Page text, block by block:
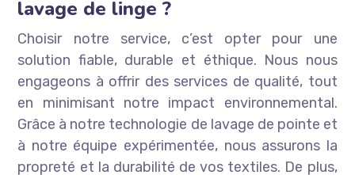
lavage de linge ?
Choisir notre service, c’est opter pour une
solution fiable, durable et éthique. Nous nous
engageons à offrir des services de qualité, tout
en minimisant notre impact environnemental.
Grâce à notre technologie de lavage de pointe et
à notre équipe expérimentée, nous assurons la
propreté et la durabilité de vos textiles. De plus,